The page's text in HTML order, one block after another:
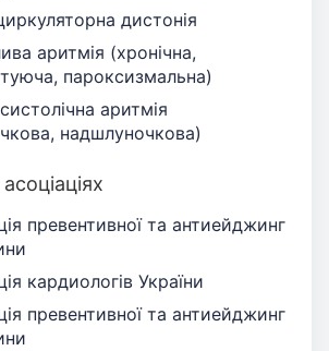
дистонія
аритмія (хронічна,
пароксизмальна)
аритмія
надшлуночкова)
превентивної та антиейджинг
кардиологів України
превентивної та антиейджинг